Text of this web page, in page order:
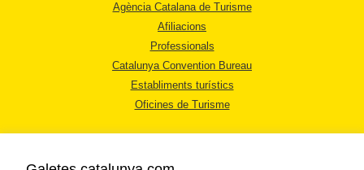
Agència Catalana de Turisme
Afiliacions
Professionals
Catalunya Convention Bureau
Establiments turístics
Oficines de Turisme